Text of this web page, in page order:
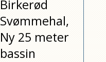
Birkerød
Svømmehal,
Ny 25 meter
bassin